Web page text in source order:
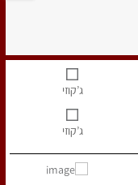
ג’קוזי
ג’קוזי